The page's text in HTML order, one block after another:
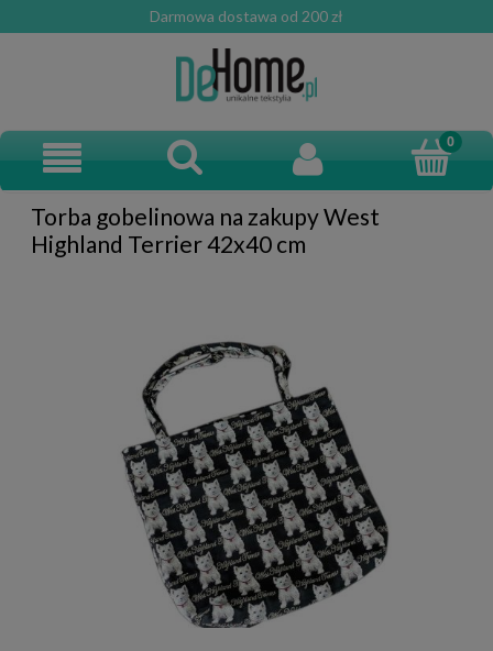
Darmowa dostawa od 200 zł
Torba gobelinowa na zakupy West
Highland Terrier 42x40 cm